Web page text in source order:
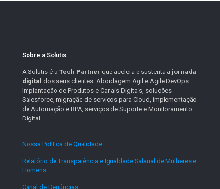
Sobre a Solutis
A Solutis é o Tech Partner que acelera e sustenta a jornada
digital dos seus clientes. Abordagem Ágil e Agile DevOps.
Implantação de Produtos e Canais Digitais, soluções
Salesforce, migração de serviços para Cloud, implementação
de Automação e RPA, serviços de Suporte e Monitoramento
Digital.
Nossa Política de Qualidade
Relatório de Transparência e Igualdade Salarial de Mulheres e
Homens
Canal de Denúncias